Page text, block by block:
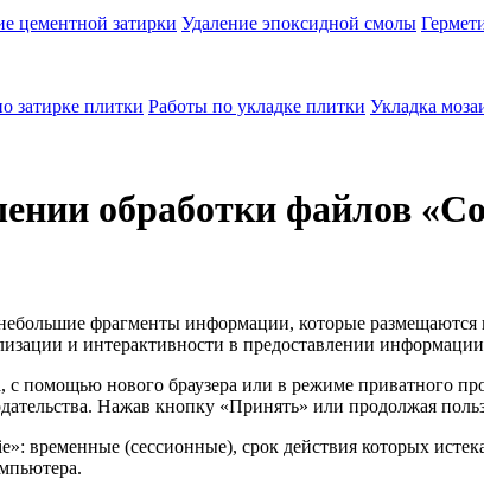
цементной затирки Удаление эпоксидной смолы
затирке плитки Работы по укладке плитки Укладка
обработки файлов
фрагменты информации, которые
и интерактивности в предоставлении информации
помощью нового браузера или в режиме приватного
Нажав кнопку «Принять» или продолжая
временные (сессионные), срок действия которых